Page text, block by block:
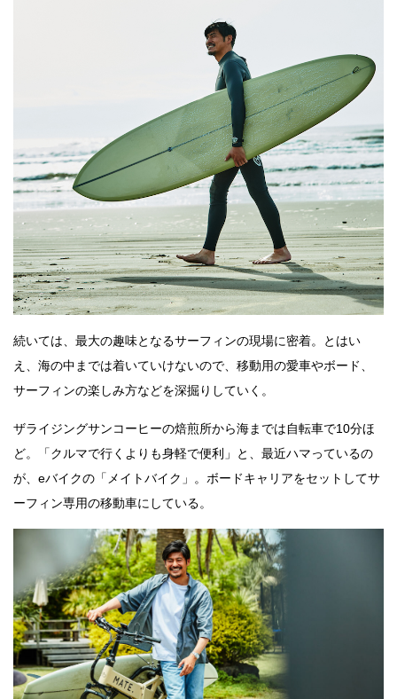
続いては、最大の趣味となるサーフィンの現場に密着。とはい
え、海の中までは着いていけないので、移動用の愛車やボード、
サーフィンの楽しみ方などを深掘りしていく。
ザライジングサンコーヒーの焙煎所から海までは自転車で10分ほ
ど。「クルマで行くよりも身軽で便利」と、最近ハマっているの
が、eバイクの「メイトバイク」。ボードキャリアをセットしてサ
ーフィン専用の移動車にしている。